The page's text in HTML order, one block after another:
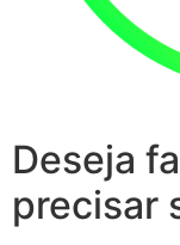
Deseja
precisar